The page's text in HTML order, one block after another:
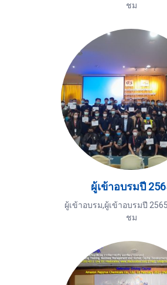
ชม
ผู้เข้าอบรมปี
ผู้เข้าอบรม,ผู้เข้าอบรมปี 2565
ชม